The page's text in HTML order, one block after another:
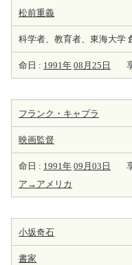
松前重義
科学者、教育者、東海大学
命日 : 1991年 08月25日
フランク・キャプラ
映画監督
命日 : 1991年 09月03日
ア→アメリカ
小坂奇石
書家